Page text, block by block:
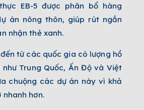
EB-5 được phân bổ hàng
án nông thôn, giúp rút ngắn
nhận thẻ xanh.
từ các quốc gia có lượng hồ
Trung Quốc, Ấn Độ và Việt
chuộng các dự án này vì khả
nhanh hơn.